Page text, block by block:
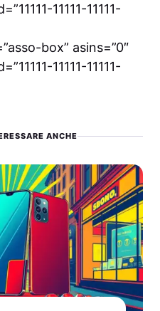
11111-11111-
box” asins=”0″
11111-11111-
ANCHE